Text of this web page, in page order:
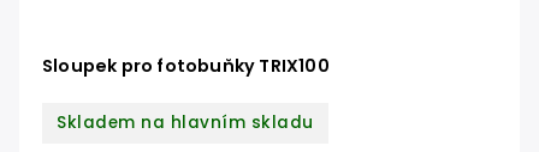
Sloupek pro fotobuňky TRIX100
Skladem na hlavním skladu